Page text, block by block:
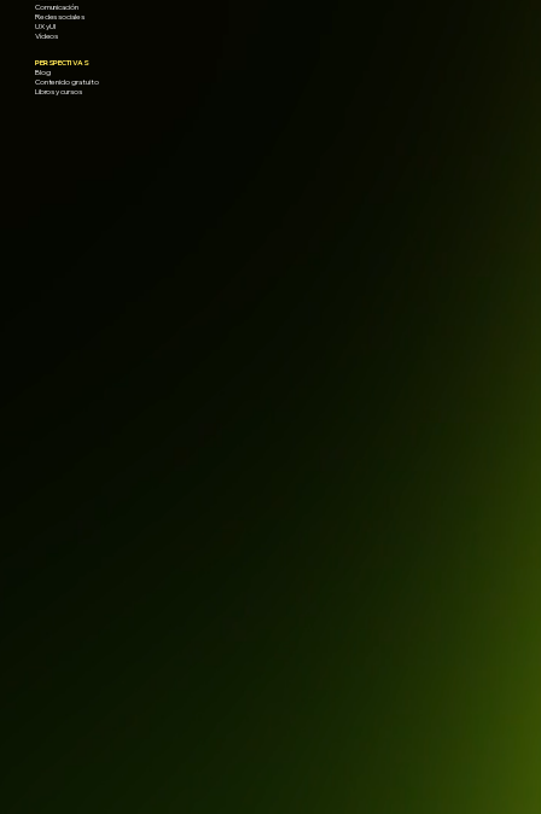
Comunicación
Redes sociales
UX y UI
Vídeos
PERSPECTIVAS
Blog
Contenido gratuito
Libros y cursos